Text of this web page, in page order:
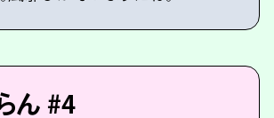
ん #4